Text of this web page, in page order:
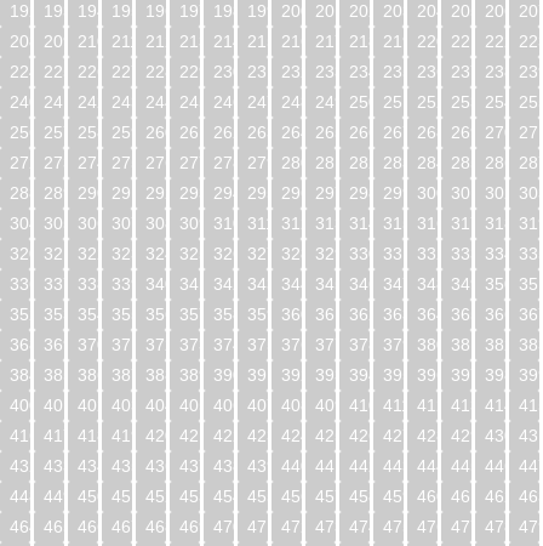
192
193 194 195 196 197 198 199 200 201 202 203 204 205 206
208
209 210 211 212 213 214 215 216 217 218 219 220 221 222
224
225 226 227 228 229 230 231 232 233 234 235 236 237 238
240
241 242 243 244 245 246 247 248 249 250 251 252 253 254
256
257 258 259 260 261 262 263 264 265 266 267 268 269 270
272
273 274 275 276 277 278 279 280 281 282 283 284 285 286
288
289 290 291 292 293 294 295 296 297 298 299 300 301 302
304
305 306 307 308 309 310 311 312 313 314 315 316 317 318
320
321 322 323 324 325 326 327 328 329 330 331 332 333 334
336
337 338 339 340 341 342 343 344 345 346 347 348 349 350
352
353 354 355 356 357 358 359 360 361 362 363 364 365 366
368
369 370 371 372 373 374 375 376 377 378 379 380 381 382
384
385 386 387 388 389 390 391 392 393 394 395 396 397 398
400
401 402 403 404 405 406 407 408 409 410 411 412 413 414
416
417 418 419 420 421 422 423 424 425 426 427 428 429 430
432
433 434 435 436 437 438 439 440 441 442 443 444 445 446
448
449 450 451 452 453 454 455 456 457 458 459 460 461 462
464
465 466 467 468 469 470 471 472 473 474 475 476 477 478